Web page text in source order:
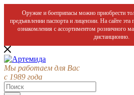
Оружие и боеприпасы можно приобрести
предъявлении паспорта и лицензии. На сайте эта
ознакомления с ассортиментом розничного
дистанционно.
Мы работаем для Вас
с 1989 года